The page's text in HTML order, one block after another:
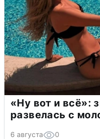
«Ну вот и всё»:
развелась с
6 августа 0